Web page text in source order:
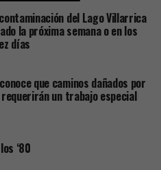
del Lago Villarrica
la próxima semana o en los
días
que caminos dañados por
un trabajo especial
‘80